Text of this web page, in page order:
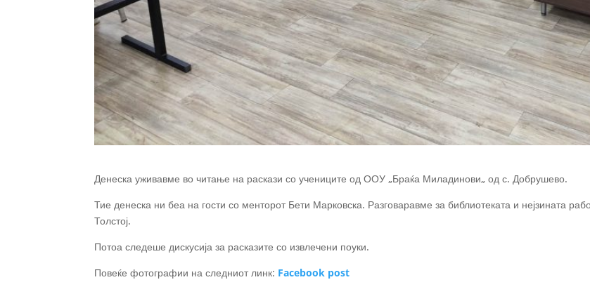
Денеска уживавме во читање на раскази со учениците од ООУ „Браќа Миладинови„ од с. Добрушево.
Тие денеска ни беа на гости со менторот Бети Марковска. Разговаравме за библиотеката и нејзината
Толстој.
Потоа следеше дискусија за расказите со извлечени поуки.
Повеќе фотографии на следниот линк: Facebook post